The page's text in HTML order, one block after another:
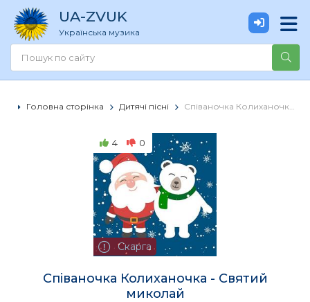
UA-ZVUK
Українська музика
Головна сторінка Дитячі пісні Співаночка Колиханочка - Святий миколай
4 0
Скарга
Співаночка Колиханочка - Святий
миколай